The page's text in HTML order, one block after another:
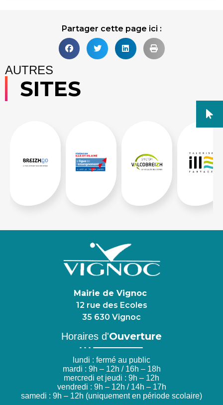
Partager cette page ici :
AUTRES
SITES
Mairie de Vignoc
12 rue des Ecoles
35 630 Vignoc
Horaires d'Ouverture
lundi : fermé au public
mardi : 9h – 12h / 16h – 18h
mercredi et jeudi : 9h – 12h
vendredi : 9h – 12h / 14h – 17h
samedi : 9h – 12h (uniquement en période scolaire)